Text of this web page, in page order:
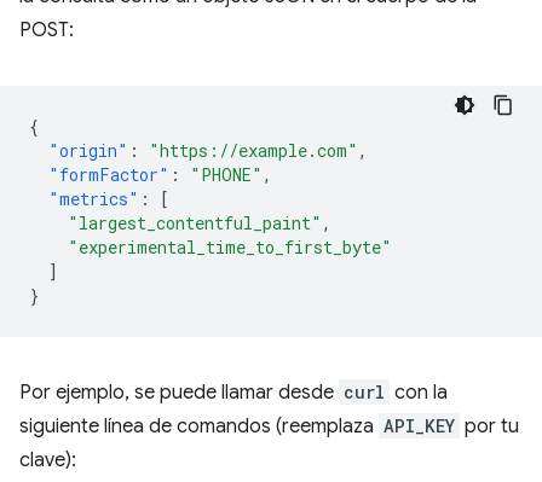
POST:
{
"origin" : "https://example.com" ,
"formFactor" : "PHONE" ,
"metrics" :
[
"largest_contentful_paint" ,
"experimental_time_to_first_byte"
]
}
Por ejemplo, se puede llamar desde curl con la
siguiente línea de comandos (reemplaza API_KEY por tu
clave):